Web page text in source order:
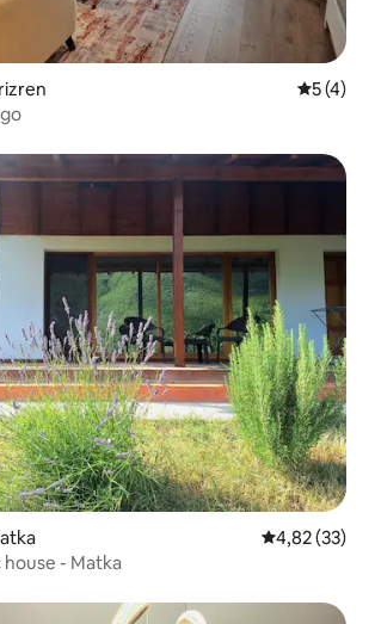
Średnia
5 (4)
Średnia
4,82 (33)
- Matka